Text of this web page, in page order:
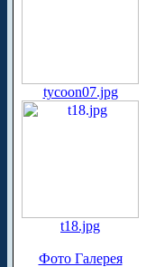
tycoon07.jpg
t18.jpg
Фото Галерея